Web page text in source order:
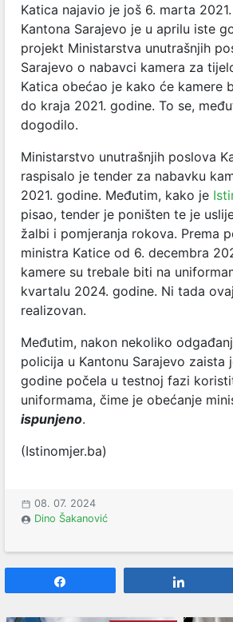
Katica najavio je još 6. marta
Kantona Sarajevo je u aprilu iste
projekt Ministarstva unutrašnjih
Sarajevo o nabavci kamera za
Katica obećao je kako će kamere
do kraja 2021. godine. To se,
dogodilo.
Ministarstvo unutrašnjih poslova
raspisalo je tender za nabavku
2021. godine. Međutim, kako je
pisao, tender je poništen te je
žalbi i pomjeranja rokova. Prema
ministra Katice od 6. decembra
kamere su trebale biti na
kvartalu 2024. godine. Ni tada
realizovan.
Međutim, nakon nekoliko
policija u Kantonu Sarajevo zaista
godine počela u testnoj fazi
uniformama, čime je obećanje
ispunjeno.
(Istinomjer.ba)
08. 07. 2024
Dino Šakanović